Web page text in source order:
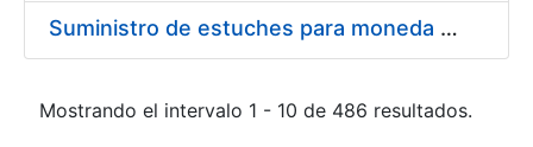
Suministro de estuches para moneda de 30 €
Mostrando el intervalo 1 - 10 de 486 resultados.